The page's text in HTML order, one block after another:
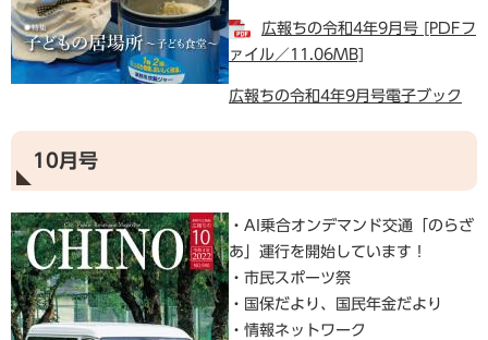
広報ちの令和4年9月号 [PDFフ
ァイル／11.06MB]
広報ちの令和4年9月号電子ブック
10月号
・AI乗合オンデマンド交通「のらざ
あ」運行を開始しています！
・市民スポーツ祭
・国保だより、国民年金だより
・情報ネットワーク